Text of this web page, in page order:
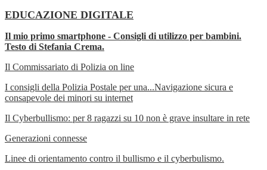
EDUCAZIONE DIGITALE
Il mio primo smartphone - Consigli di utilizzo per bambini.
Testo di Stefania Crema.
Il Commissariato di Polizia on line
I consigli della Polizia Postale per una...Navigazione sicura e
consapevole dei minori su internet
Il Cyberbullismo: per 8 ragazzi su 10 non è grave insultare in rete
Generazioni connesse
Linee di orientamento contro il bullismo e il cyberbulismo.